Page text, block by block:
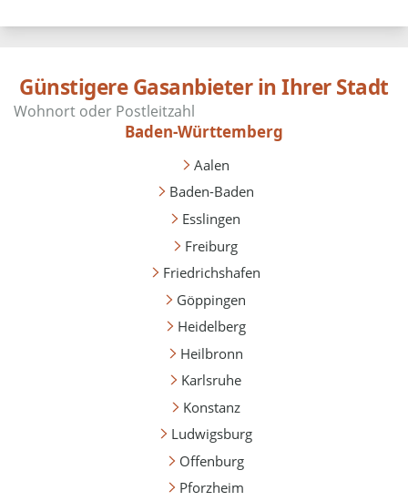
Günstigere Gasanbieter in Ihrer Stadt
Baden-Württemberg
Aalen
Baden-Baden
Esslingen
Freiburg
Friedrichshafen
Göppingen
Heidelberg
Heilbronn
Karlsruhe
Konstanz
Ludwigsburg
Offenburg
Pforzheim